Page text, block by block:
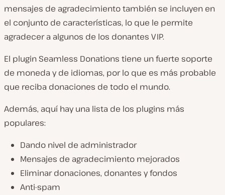
mensajes de agradecimiento también se incluyen en
el conjunto de características, lo que le permite
agradecer a algunos de los donantes VIP.
El plugin Seamless Donations tiene un fuerte soporte
de moneda y de idiomas, por lo que es más probable
que reciba donaciones de todo el mundo.
Además, aquí hay una lista de los plugins más
populares:
Dando nivel de administrador
Mensajes de agradecimiento mejorados
Eliminar donaciones, donantes y fondos
Anti-spam